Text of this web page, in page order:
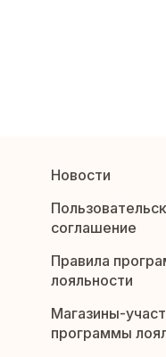
Новости
соглашение
Правила
лояльности
Магазины-
программы